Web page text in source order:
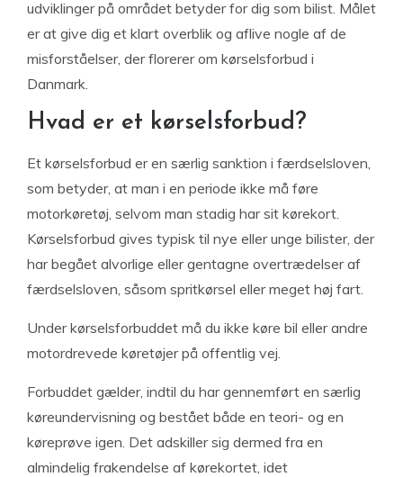
udviklinger på området betyder for dig som bilist. Målet
er at give dig et klart overblik og aflive nogle af de
misforståelser, der florerer om kørselsforbud i
Danmark.
Hvad er et kørselsforbud?
Et kørselsforbud er en særlig sanktion i færdselsloven,
som betyder, at man i en periode ikke må føre
motorkøretøj, selvom man stadig har sit kørekort.
Kørselsforbud gives typisk til nye eller unge bilister, der
har begået alvorlige eller gentagne overtrædelser af
færdselsloven, såsom spritkørsel eller meget høj fart.
Under kørselsforbuddet må du ikke køre bil eller andre
motordrevede køretøjer på offentlig vej.
Forbuddet gælder, indtil du har gennemført en særlig
køreundervisning og bestået både en teori- og en
køreprøve igen. Det adskiller sig dermed fra en
almindelig frakendelse af kørekortet, idet